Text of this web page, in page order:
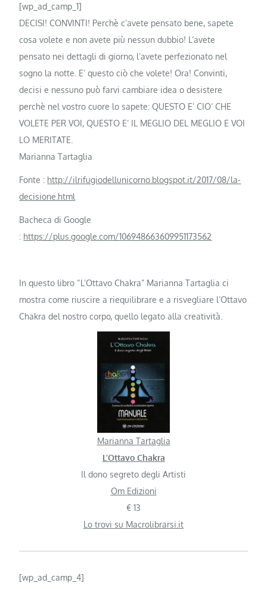
[wp_ad_camp_1]
DECISI! CONVINTI! Perchè c’avete pensato bene, sapete
cosa volete e non avete più nessun dubbio! L’avete
pensato nei dettagli di giorno, l’avete perfezionato nel
sogno la notte. E’ questo ciò che volete! Ora! Convinti,
decisi e nessuno può farvi cambiare idea o desistere
perchè nel vostro cuore lo sapete: QUESTO E’ CIO’ CHE
VOLETE PER VOI, QUESTO E’ IL MEGLIO DEL MEGLIO E VOI
LO MERITATE.
Marianna Tartaglia
Fonte : http://ilrifugiodellunicorno.blogspot.it/2017/08/la-
decisione.html
Bacheca di Google
: https://plus.google.com/106948663609951173562
In questo libro “L’Ottavo Chakra” Marianna Tartaglia ci
mostra come riuscire a riequilibrare e a risvegliare l’Ottavo
Chakra del nostro corpo, quello legato alla creatività.
Marianna Tartaglia
L’Ottavo Chakra
Il dono segreto degli Artisti
Om Edizioni
€ 13
Lo trovi su Macrolibrarsi.it
[wp_ad_camp_4]